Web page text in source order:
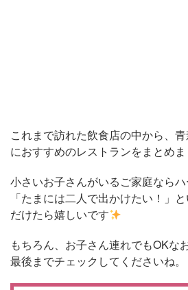
これまで訪れた飲食店の中から、
におすすめのレストランをまとめま
小さいお子さんがいるご家庭ならハ
「たまには二人で出かけたい！」
だけたら嬉しいです
もちろん、お子さん連れでもOKな
最後までチェックしてくださいね。